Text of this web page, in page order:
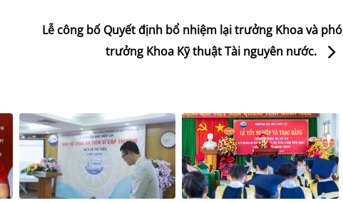
Lễ công bố Quyết định bổ nhiệm lại trưởng Khoa và phó
trưởng Khoa Kỹ thuật Tài nguyên nước.